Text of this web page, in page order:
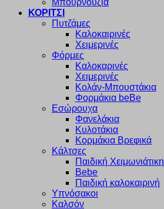
Μπουρνούζια
ΚΟΡΙΤΣΙ
Πυτζάμες
Καλοκαιρινές
Χειμερινές
Φόρμες
Καλοκαρινές
Χειμερινές
Κολάν-Μπουστάκια
Φορμάκια beBe
Εσώρουχα
Φανελάκια
Κυλοτάκια
Κορμάκια Βρεφικά
Κάλτσες
Παιδική Χειμωνιάτικη
Bebe
Παιδική καλοκαιρινή
Υπνόσακοι
Καλσόν